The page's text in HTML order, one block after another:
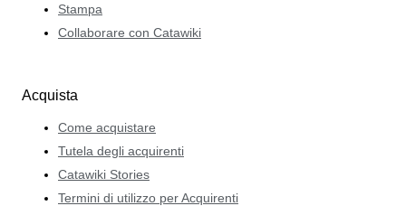
Stampa
Collaborare con Catawiki
Acquista
Come acquistare
Tutela degli acquirenti
Catawiki Stories
Termini di utilizzo per Acquirenti